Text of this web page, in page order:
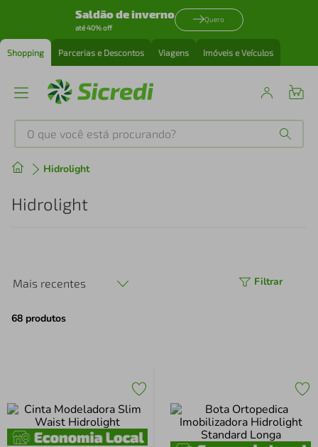
Saldão de inverno
até 40% off
Quero
Shopping Parcerias e Descontos Viagens Imóveis e Veículos
O que você está procurando?
Hidrolight
Hidrolight
Mais recentes Filtrar
68 produtos
Produtos mais buscados
tenis
perfume
4º air fryer